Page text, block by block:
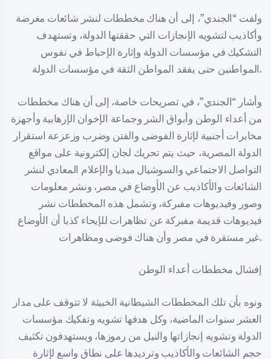
ولفت “الجندي”، إلى أن هناك مخططات لنشر شائعات مغرضة
وأكاذيب لتشويه الإنجازات التي حققتها الدولة، وتستهدف
التشكيك في مؤسسات الدولة وإثارة الإحباط في نفوس
المواطنين حتى يفقد المواطن الثقة في مؤسسات الدولة.
وأشار “الجندي”، في تصريحات خاصة، إلى أن هناك مخططات
من أعداء الوطن وأبواق الشر وجماعة الإخوان الإرهابية وأجهزة
مخابرات أجنبية لإثارة الفوضى والفتن وضرب وزعزعة استقرار
الدولة المصرية، حيث يتم تحريك لجان إلكترونية على مواقع
التواصل الاجتماعي والسوشيال ميديا والإعلام المعادي لنشر
الشائعات والأكاذيب عن الأوضاع في مصر، ونشر معلومات
وصور وفيديوهات مفبركة، وتشمل هذه المخططات نشر
فيديوهات قديمة مفبركة عن تظاهرات للإيحاء كذبا أن الأوضاع
غير مستقرة في مصر وأن هناك فوضى ومظاهرات.
إفشال مخططات أعداء الوطن
ونوه بأن تلك المخططات الشيطانية الخبيثة لا تتوقف على مدار
العشر سنوات الماضية، وكل هدفها تشويه وتفكيك مؤسسات
الدولة وتشويه إنجازاتها والنيل من رموزها، ويستهدفون تكثيف
حجم الشائعات والأكاذيب وترديدها على نطاق واسع لإثارة